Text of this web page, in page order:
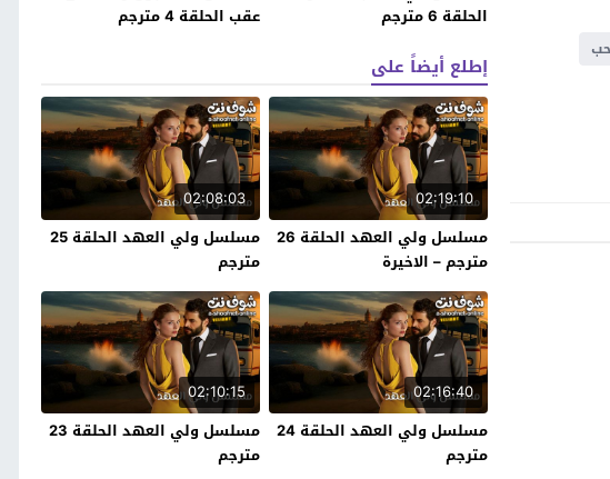
الحلقة 6 مترجم
عقب الحلقة 4 مترجم
إطلع أيضاً على
02:19:10
مسلسل ولي العهد الحلقة 26
مترجم – الاخيرة
02:08:03
مسلسل ولي العهد الحلقة 25
مترجم
02:16:40
مسلسل ولي العهد الحلقة 24
مترجم
02:10:15
مسلسل ولي العهد الحلقة 23
مترجم